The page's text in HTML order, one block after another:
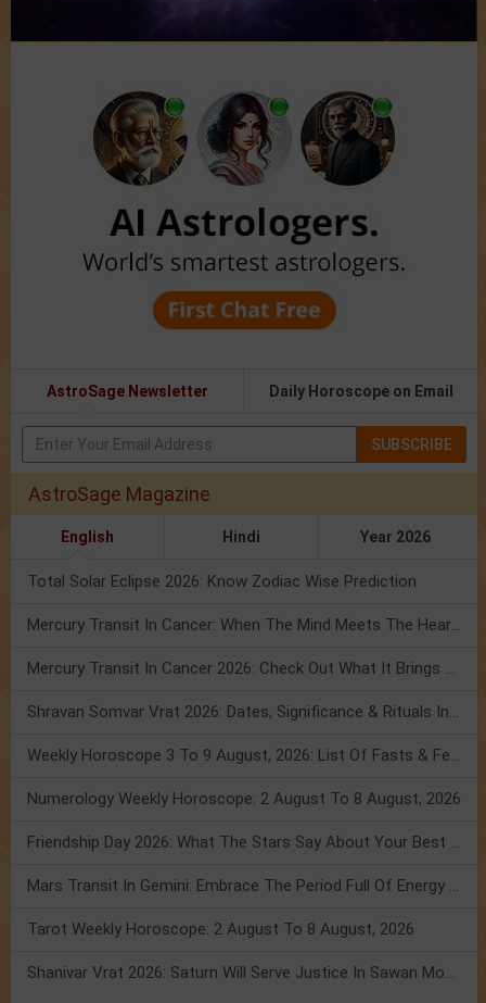
AstroSage Newsletter Daily Horoscope on Email
SUBSCRIBE
AstroSage Magazine
English Hindi Year 2026
Total Solar Eclipse 2026: Know Zodiac Wise Prediction
Mercury Transit In Cancer: When The Mind Meets The Heart!
Mercury Transit In Cancer 2026: Check Out What It Brings For You
Shravan Somvar Vrat 2026: Dates, Significance & Rituals In August
Weekly Horoscope 3 To 9 August, 2026: List Of Fasts & Festivals
Numerology Weekly Horoscope: 2 August To 8 August, 2026
Friendship Day 2026: What The Stars Say About Your Best Friend!
Mars Transit In Gemini: Embrace The Period Full Of Energy & Intelligence
Tarot Weekly Horoscope: 2 August To 8 August, 2026
Shanivar Vrat 2026: Saturn Will Serve Justice In Sawan Month!